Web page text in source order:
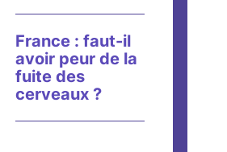
France : faut-il
avoir peur de la
fuite des
cerveaux ?